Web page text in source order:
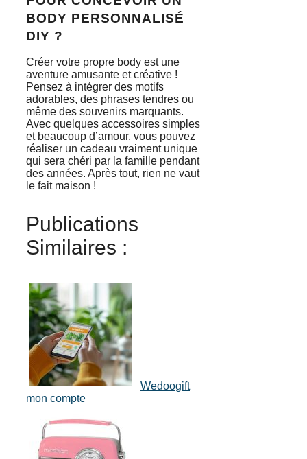
BODY PERSONNALISÉ
DIY ?
Créer votre propre body est une
aventure amusante et créative !
Pensez à intégrer des motifs
adorables, des phrases tendres ou
même des souvenirs marquants.
Avec quelques accessoires simples
et beaucoup d’amour, vous pouvez
réaliser un cadeau vraiment unique
qui sera chéri par la famille pendant
des années. Après tout, rien ne vaut
le fait maison !
Publications
Similaires :
Wedoogift
mon compte